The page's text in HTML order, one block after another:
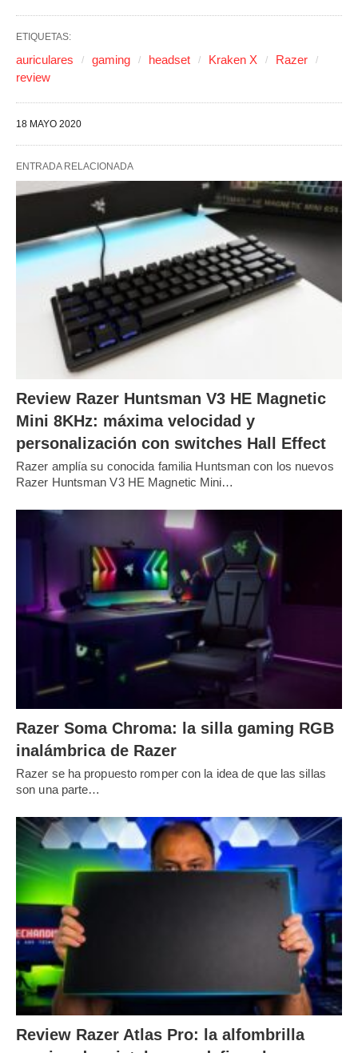
ETIQUETAS:
auriculares gaming headset Kraken X
Razer
review
18 MAYO 2020
ENTRADA RELACIONADA
Review Razer Huntsman V3 HE Magnetic
Mini 8KHz: máxima velocidad y
personalización con switches Hall Effect
Razer amplía su conocida familia Huntsman con los nuevos
Razer Huntsman V3 HE Magnetic Mini…
Razer Soma Chroma: la silla gaming RGB
inalámbrica de Razer
Razer se ha propuesto romper con la idea de que las sillas
son una parte…
Review Razer Atlas Pro: la alfombrilla